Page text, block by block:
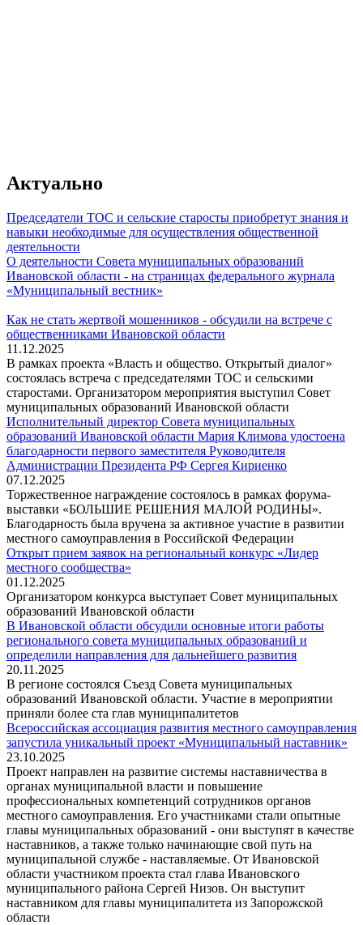
Владимир Путин
Актуально
Председатели ТОС и сельские старосты приобретут знания и
навыки необходимые для осуществления общественной
деятельности
О деятельности Совета муниципальных образований
Ивановской области - на страницах федерального журнала
«Муниципальный вестник»
Как не стать жертвой мошенников - обсудили на встрече с
общественниками Ивановской области
11.12.2025
В рамках проекта «Власть и общество. Открытый диалог»
состоялась встреча с председателями ТОС и сельскими
старостами. Организатором мероприятия выступил Совет
муниципальных образований Ивановской области
Исполнительный директор Совета муниципальных
образований Ивановской области Мария Климова удостоена
благодарности первого заместителя Руководителя
Администрации Президента РФ Сергея Кириенко
07.12.2025
Торжественное награждение состоялось в рамках форума-
выставки «БОЛЬШИЕ РЕШЕНИЯ МАЛОЙ РОДИНЫ».
Благодарность была вручена за активное участие в развитии
местного самоуправления в Российской Федерации
Открыт прием заявок на региональный конкурс «Лидер
местного сообщества»
01.12.2025
Организатором конкурса выступает Совет муниципальных
образований Ивановской области
В Ивановской области обсудили основные итоги работы
регионального совета муниципальных образований и
определили направления для дальнейшего развития
20.11.2025
В регионе состоялся Съезд Совета муниципальных
образований Ивановской области. Участие в мероприятии
приняли более ста глав муниципалитетов
Всероссийская ассоциация развития местного самоуправления
запустила уникальный проект «Муниципальный наставник»
23.10.2025
Проект направлен на развитие системы наставничества в
органах муниципальной власти и повышение
профессиональных компетенций сотрудников органов
местного самоуправления. Его участниками стали опытные
главы муниципальных образований - они выступят в качестве
наставников, а также только начинающие свой путь на
муниципальной службе - наставляемые. От Ивановской
области участником проекта стал глава Ивановского
муниципального района Сергей Низов. Он выступит
наставником для главы муниципалитета из Запорожской
области